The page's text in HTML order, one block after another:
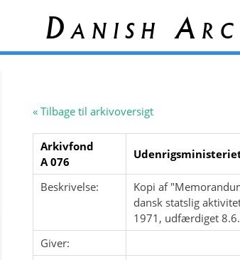
Danish
« Tilbage til arkivoversigt
Arkivfond
A 076
Beskrivelse:
Kopi af
dansk statslig
1971, udfærdiget
Giver: